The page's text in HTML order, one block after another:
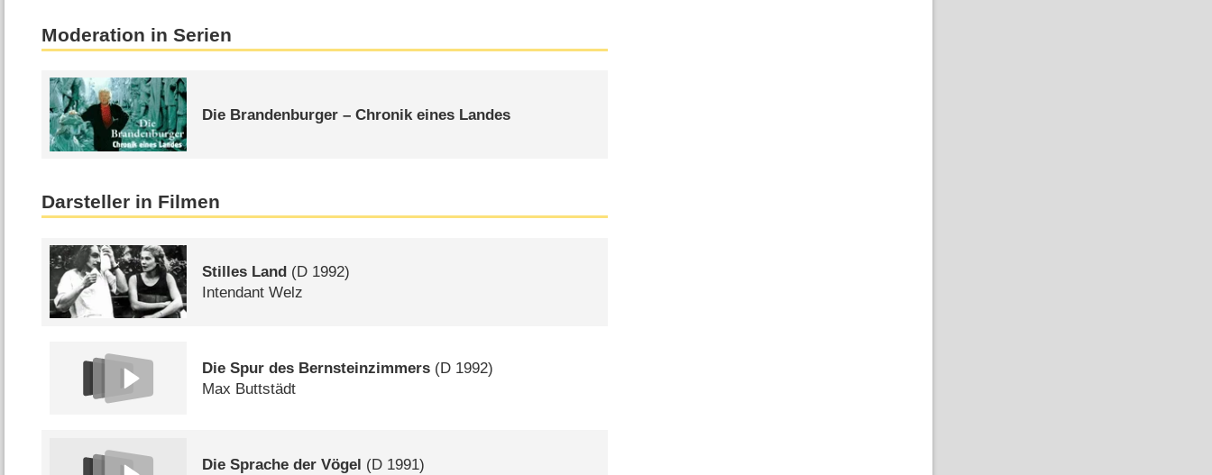
Moderation in Serien
Die Brandenburger – Chronik eines Landes
Darsteller in Filmen
Stilles Land (D 1992)
Intendant Welz
Die Spur des Bernsteinzimmers (D 1992)
Max Buttstädt
Die Sprache der Vögel (D 1991)